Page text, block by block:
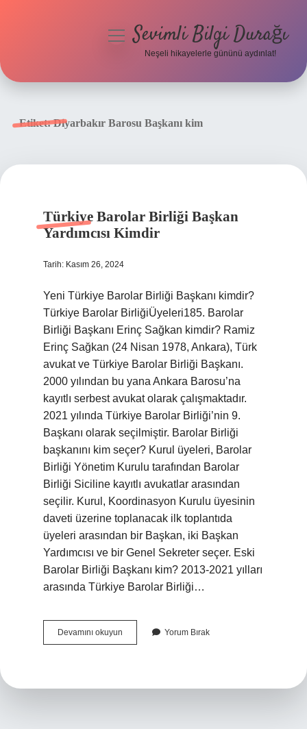
menüyüSevimli Bilgi Durağı
Neşeli hikayelerle gününü aydınlat!
Etiket:Diyarbakır Barosu Başkanı kim
Türkiye Barolar Birliği Başkan
Yardımcısı Kimdir
Tarih: Kasım 26, 2024
Yeni Türkiye Barolar Birliği Başkanı kimdir?
Türkiye Barolar BirliğiÜyeleri185. Barolar
Birliği Başkanı Erinç Sağkan kimdir? Ramiz
Erinç Sağkan (24 Nisan 1978, Ankara), Türk
avukat ve Türkiye Barolar Birliği Başkanı.
2000 yılından bu yana Ankara Barosu’na
kayıtlı serbest avukat olarak çalışmaktadır.
2021 yılında Türkiye Barolar Birliği’nin 9.
Başkanı olarak seçilmiştir. Barolar Birliği
başkanını kim seçer? Kurul üyeleri, Barolar
Birliği Yönetim Kurulu tarafından Barolar
Birliği Siciline kayıtlı avukatlar arasından
seçilir. Kurul, Koordinasyon Kurulu üyesinin
daveti üzerine toplanacak ilk toplantıda
üyeleri arasından bir Başkan, iki Başkan
Yardımcısı ve bir Genel Sekreter seçer. Eski
Barolar Birliği Başkanı kim? 2013-2021 yılları
arasında Türkiye Barolar Birliği…
Devamını okuyun
Barolar
Yorum Bırak